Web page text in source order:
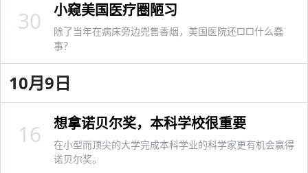
小窥美国医疗圈陋习
除了当年在病床旁边兜售香烟，美国医院还□□什么蠢
事？
30
10月9日
想拿诺贝尔奖，本科学校很重要
在小型而顶尖的大学完成本科学业的科学家更有机会赢得
诺贝尔奖。
16